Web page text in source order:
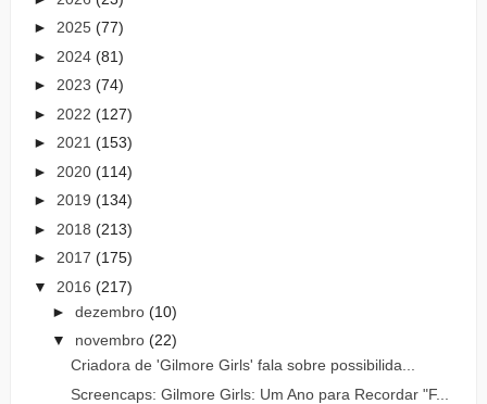
► 2025 (77)
► 2024 (81)
► 2023 (74)
► 2022 (127)
► 2021 (153)
► 2020 (114)
► 2019 (134)
► 2018 (213)
► 2017 (175)
▼ 2016 (217)
► dezembro (10)
▼ novembro (22)
Criadora de 'Gilmore Girls' fala sobre possibilida...
Screencaps: Gilmore Girls: Um Ano para Recordar "F...